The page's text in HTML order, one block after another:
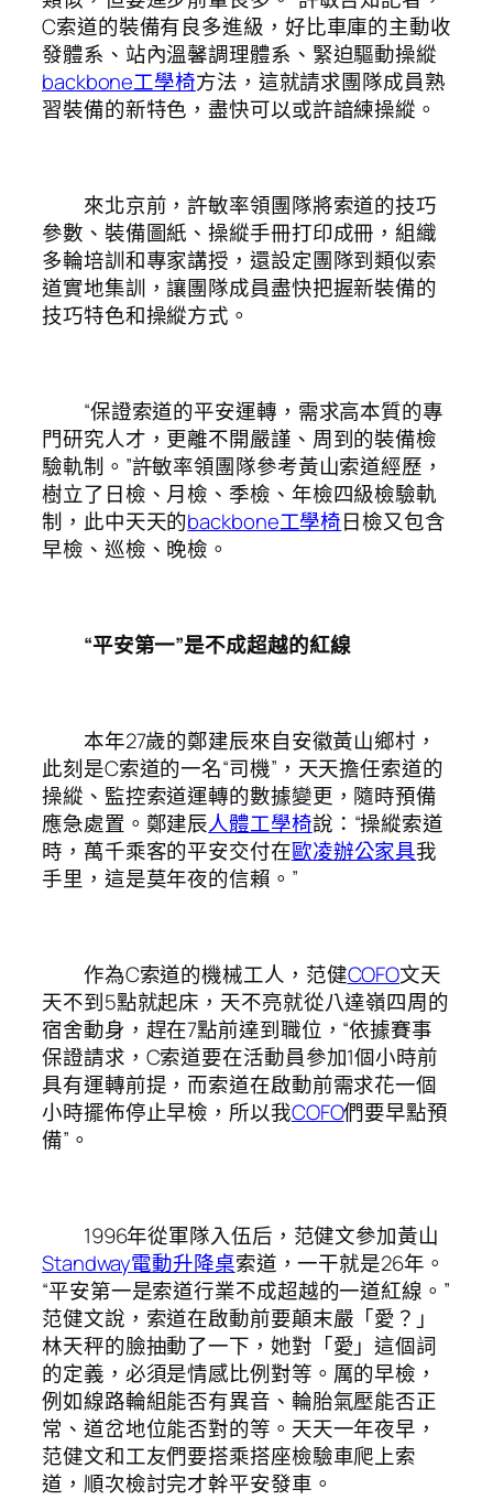
C索道的裝備有良多進級，好比車庫的主動收
發體系、站內溫馨調理體系、緊迫驅動操縱
backbone工學椅方法，這就請求團隊成員熟
習裝備的新特色，盡快可以或許諳練操縱。
來北京前，許敏率領團隊將索道的技巧
參數、裝備圖紙、操縱手冊打印成冊，組織
多輪培訓和專家講授，還設定團隊到類似索
道實地集訓，讓團隊成員盡快把握新裝備的
技巧特色和操縱方式。
“保證索道的平安運轉，需求高本質的專
門研究人才，更離不開嚴謹、周到的裝備檢
驗軌制。”許敏率領團隊參考黃山索道經歷，
樹立了日檢、月檢、季檢、年檢四級檢驗軌
制，此中天天的backbone工學椅日檢又包含
早檢、巡檢、晚檢。
“平安第一”是不成超越的紅線
本年27歲的鄭建辰來自安徽黃山鄉村，
此刻是C索道的一名“司機”，天天擔任索道的
操縱、監控索道運轉的數據變更，隨時預備
應急處置。鄭建辰人體工學椅說：“操縱索道
時，萬千乘客的平安交付在歐凌辦公家具我
手里，這是莫年夜的信賴。”
作為C索道的機械工人，范健COFO文天
天不到5點就起床，天不亮就從八達嶺四周的
宿舍動身，趕在7點前達到職位，“依據賽事
保證請求，C索道要在活動員參加1個小時前
具有運轉前提，而索道在啟動前需求花一個
小時擺佈停止早檢，所以我COFO們要早點預
備”。
1996年從軍隊入伍后，范健文參加黃山
Standway電動升降桌索道，一干就是26年。
“平安第一是索道行業不成超越的一道紅線。”
范健文說，索道在啟動前要顛末嚴「愛？」
林天秤的臉抽動了一下，她對「愛」這個詞
的定義，必須是情感比例對等。厲的早檢，
例如線路輪組能否有異音、輪胎氣壓能否正
常、道岔地位能否對的等。天天一年夜早，
范健文和工友們要搭乘搭座檢驗車爬上索
道，順次檢討完才幹平安發車。